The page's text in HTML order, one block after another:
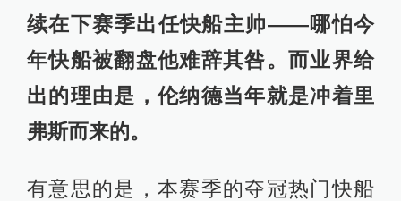
续在下赛季出任快船主帅——哪怕今
年快船被翻盘他难辞其咎。而业界给
出的理由是，伦纳德当年就是冲着里
弗斯而来的。
有意思的是，本赛季的夺冠热门快船